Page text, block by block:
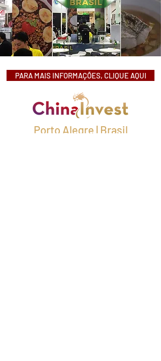
PARA MAIS INFORMAÇÕES, CLIQUE AQUI
Porto Alegre | Brasil